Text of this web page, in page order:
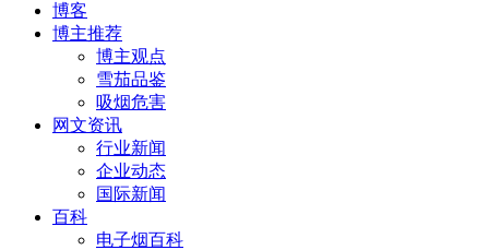
博客
博主推荐
博主观点
雪茄品鉴
吸烟危害
网文资讯
行业新闻
企业动态
国际新闻
百科
电子烟百科